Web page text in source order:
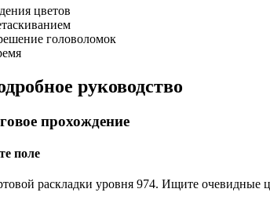
цветов
головоломок
руководство
прохождение
поле
раскладки уровня 974. Ищите